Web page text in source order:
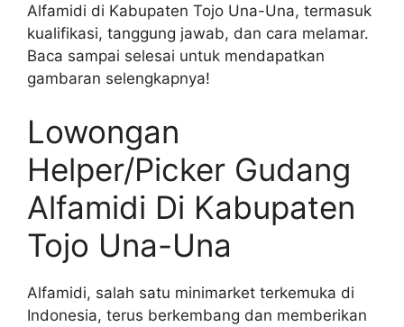
Alfamidi di Kabupaten Tojo Una-Una, termasuk
kualifikasi, tanggung jawab, dan cara melamar.
Baca sampai selesai untuk mendapatkan
gambaran selengkapnya!
Lowongan
Helper/Picker Gudang
Alfamidi Di Kabupaten
Tojo Una-Una
Alfamidi, salah satu minimarket terkemuka di
Indonesia, terus berkembang dan memberikan